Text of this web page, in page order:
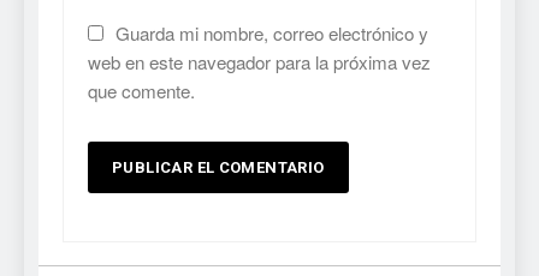
Guarda mi nombre, correo electrónico y
web en este navegador para la próxima vez
que comente.